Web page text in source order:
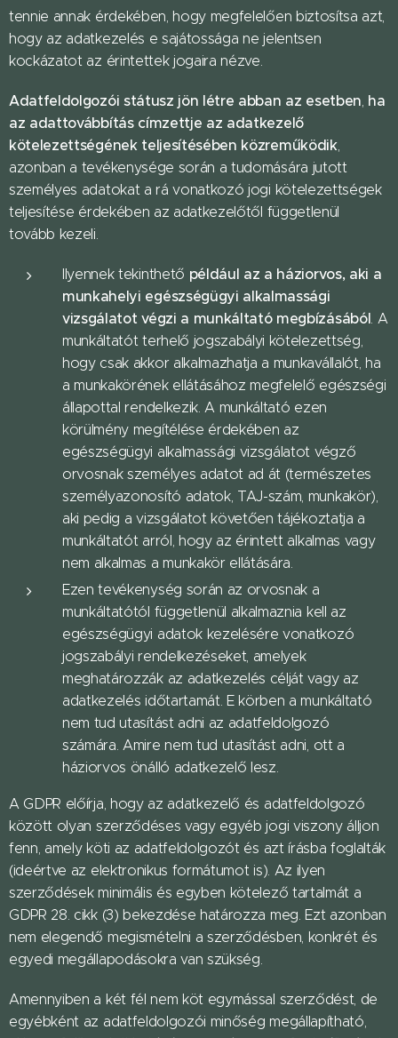
tennie annak érdekében, hogy megfelelően biztosítsa azt,
hogy az adatkezelés e sajátossága ne jelentsen
kockázatot az érintettek jogaira nézve.
Adatfeldolgozói státusz jön létre abban az esetben, ha
az adattovábbítás címzettje az adatkezelő
kötelezettségének teljesítésében közreműködik,
azonban a tevékenysége során a tudomására jutott
személyes adatokat a rá vonatkozó jogi kötelezettségek
teljesítése érdekében az adatkezelőtől függetlenül
tovább kezeli.
Ilyennek tekinthető például az a háziorvos, aki a
munkahelyi egészségügyi alkalmassági
vizsgálatot végzi a munkáltató megbízásából. A
munkáltatót terhelő jogszabályi kötelezettség,
hogy csak akkor alkalmazhatja a munkavállalót, ha
a munkakörének ellátásához megfelelő egészségi
állapottal rendelkezik. A munkáltató ezen
körülmény megítélése érdekében az
egészségügyi alkalmassági vizsgálatot végző
orvosnak személyes adatot ad át (természetes
személyazonosító adatok, TAJ-szám, munkakör),
aki pedig a vizsgálatot követően tájékoztatja a
munkáltatót arról, hogy az érintett alkalmas vagy
nem alkalmas a munkakör ellátására.
Ezen tevékenység során az orvosnak a
munkáltatótól függetlenül alkalmaznia kell az
egészségügyi adatok kezelésére vonatkozó
jogszabályi rendelkezéseket, amelyek
meghatározzák az adatkezelés célját vagy az
adatkezelés időtartamát. E körben a munkáltató
nem tud utasítást adni az adatfeldolgozó
számára. Amire nem tud utasítást adni, ott a
háziorvos önálló adatkezelő lesz.
A GDPR előírja, hogy az adatkezelő és adatfeldolgozó
között olyan szerződéses vagy egyéb jogi viszony álljon
fenn, amely köti az adatfeldolgozót és azt írásba foglalták
(ideértve az elektronikus formátumot is). Az ilyen
szerződések minimális és egyben kötelező tartalmát a
GDPR 28. cikk (3) bekezdése határozza meg. Ezt azonban
nem elegendő megismételni a szerződésben, konkrét és
egyedi megállapodásokra van szükség.
Amennyiben a két fél nem köt egymással szerződést, de
egyébként az adatfeldolgozói minőség megállapítható,